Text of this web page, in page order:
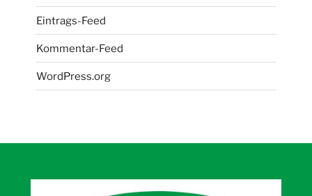
Eintrags-Feed
Kommentar-Feed
WordPress.org